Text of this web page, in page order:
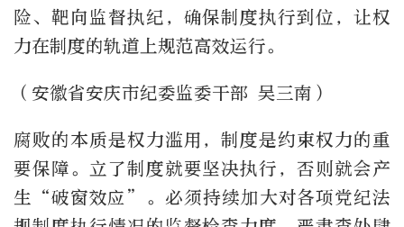
险、靶向监督执纪，确保制度执行到位，让权
力在制度的轨道上规范高效运行。
（安徽省安庆市纪委监委干部 吴三南）
腐败的本质是权力滥用，制度是约束权力的重
要保障。立了制度就要坚决执行，否则就会产
生“破窗效应”。必须持续加大对各项党纪法